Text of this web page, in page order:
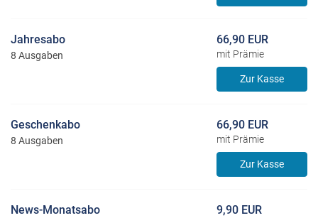
Jahresabo
8 Ausgaben
66,90 EUR
mit Prämie
Zur Kasse
Geschenkabo
8 Ausgaben
66,90 EUR
mit Prämie
Zur Kasse
News-Monatsabo 9,90 EUR